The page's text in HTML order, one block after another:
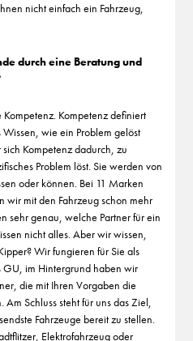
nicht einfach ein Fahrzeug,
durch eine Beratung und
Kompetenz definiert
wie ein Problem gelöst
Kompetenz dadurch, zu
Problem löst. Sie werden von
oder können. Bei 11 Marken
mit den Fahrzeug schon mehr
sehr genau, welche Partner für ein
nicht alles. Aber wir wissen,
Wir fungieren für Sie als
GU, im Hintergrund haben wir
die mit Ihren Vorgaben die
Am Schluss steht für uns das Ziel,
Fahrzeuge bereit zu stellen.
Elektrofahrzeug oder